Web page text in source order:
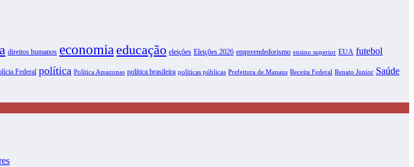
direitos humanos economiaeducação eleições Eleições 2026 empreendedorismo ensino superior EUA futebol
Federal política Política Amazonas política brasileira políticas públicas Prefeitura de Manaus Receita Federal Renato Junior Saúde